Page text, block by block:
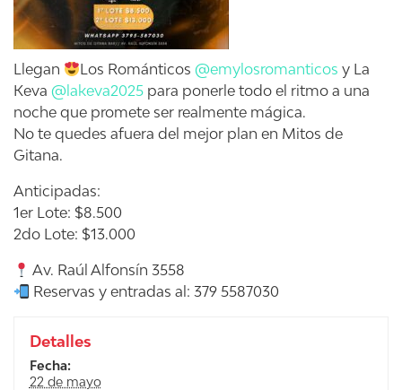
​Llegan Los Románticos@emylosromanticos y La
Keva @lakeva2025 para ponerle todo el ritmo a una
noche que promete ser realmente mágica.
No te quedes afuera del mejor plan en Mitos de
Gitana.
Anticipadas:
​1er Lote: $8.500
​2do Lote: $13.000
Av. Raúl Alfonsín 3558
Reservas y entradas al: 379 5587030
Detalles
Fecha:
22 de mayo